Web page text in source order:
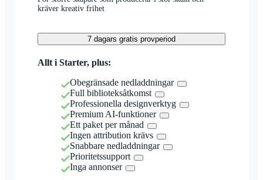
kräver kreativ frihet
7 dagars gratis provperiod
Allt i Starter, plus:
Obegränsade nedladdningar
Full biblioteksåtkomst
Professionella designverktyg
Premium AI-funktioner
Ett paket per månad
Ingen attribution krävs
Snabbare nedladdningar
Prioritetssupport
Inga annonser